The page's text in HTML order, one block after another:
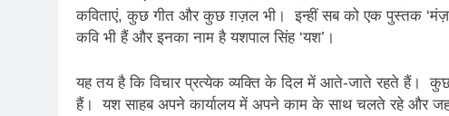
2 Years Ago
दिल्ली की फ़िरदौस ख़ान को
“अंतर्राष्ट्रीय महिला दिवस
2 Years Ago
कविताएं, कुछ गीत और कुछ ग़ज़ल भी। इन्हीं सब को एक पुस्तक
कवि भी हैं और इनका नाम है यशपाल सिंह ‘यश’।
यह तय है कि विचार प्रत्येक व्यक्ति के दिल में आते-जाते रहते हैं।
हैं। यश साहब अपने कार्यालय में अपने काम के साथ चलते रहे और